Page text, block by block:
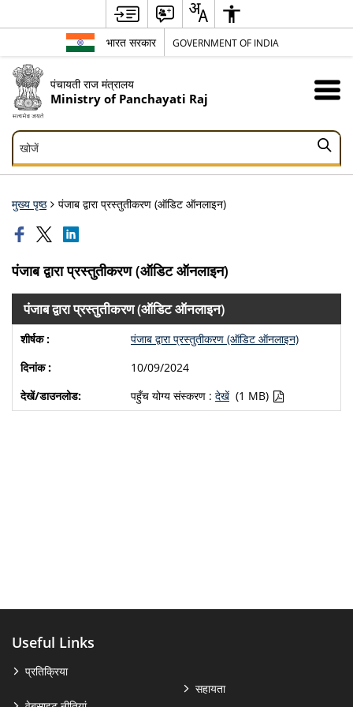
भारत सरकार GOVERNMENT OF INDIA
पंचायती राज मंत्रालय
Ministry of Panchayati Raj
खोजें
खोजें
मुख्य पृष्ठ पंजाब द्वारा प्रस्‍तुतीकरण (ऑडिट ऑनलाइन)
पंजाब द्वारा प्रस्‍तुतीकरण (ऑडिट ऑनलाइन)
पंजाब द्वारा प्रस्‍तुतीकरण (ऑडिट ऑनलाइन)
पंजाब द्वारा प्रस्‍तुतीकरण (ऑडिट ऑनलाइन)
10/09/2024
पहुँच योग्य संस्करण : देखें (1 MB)
Useful Links
प्रतिक्रिया
सहायता